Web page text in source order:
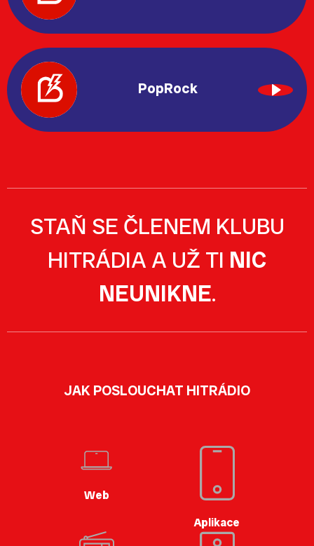
PopRock
STAŇ SE ČLENEM KLUBU
HITRÁDIA A UŽ TI NIC
NEUNIKNE.
JAK POSLOUCHAT HITRÁDIO
Web
Aplikace